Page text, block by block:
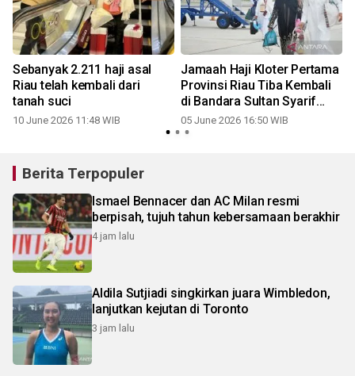
Sebanyak 2.211 haji asal
Riau telah kembali dari
tanah suci
10 June 2026 11:48 WIB
Jamaah Haji Kloter Pertama
Provinsi Riau Tiba Kembali
di Bandara Sultan Syarif
Kasim II Pekanbaru
05 June 2026 16:50 WIB
Berita Terpopuler
Ismael Bennacer dan AC Milan resmi
berpisah, tujuh tahun kebersamaan berakhir
4 jam lalu
Aldila Sutjiadi singkirkan juara Wimbledon,
lanjutkan kejutan di Toronto
3 jam lalu